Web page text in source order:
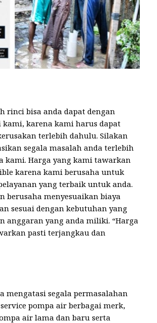
rinci bisa anda dapat dengan
karena kami harus dapat
terlebih dahulu. Silakan
segala masalah anda terlebih
kami. Harga yang kami tawarkan
karena kami berusaha untuk
yang terbaik untuk anda.
berusaha menyesuaikan biaya
sesuai dengan kebutuhan yang
anggaran yang anda miliki. “Harga
pasti terjangkau dan
mengatasi segala permasalahan
pompa air berbagai merk,
air lama dan baru serta